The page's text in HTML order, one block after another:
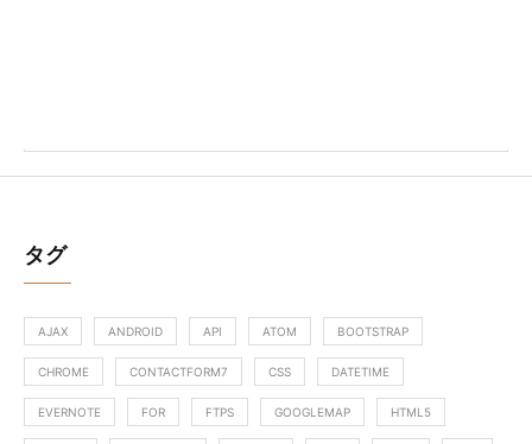
タグ
AJAX ANDROID API ATOM BOOTSTRAP
CHROME CONTACTFORM7 CSS DATETIME
EVERNOTE FOR FTPS GOOGLEMAP HTML5